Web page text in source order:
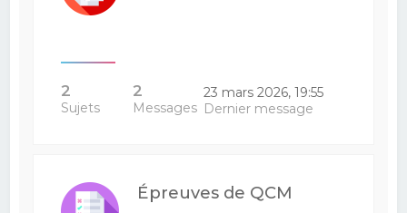
2
Sujets
2
Messages
23 mars 2026, 19:55
Dernier message
Épreuves de QCM